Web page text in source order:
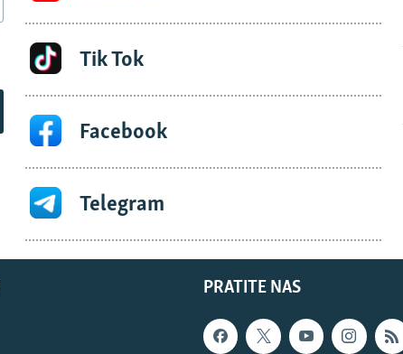
Tik Tok
Facebook
Telegram
PRATITE NAS